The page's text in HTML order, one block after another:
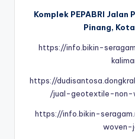
Komplek PEPABRI Jalan
Pinang,
https://info.bikin-
https://
/jual-geotextile-non-
https://info.bikin-
woven-